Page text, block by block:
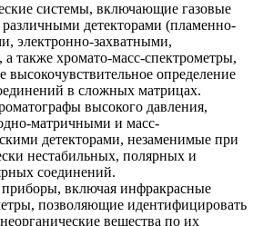
системы, включающие газовые
детекторами (пламенно-
электронно-захватными,
также хромато-масс-спектрометры,
высокочувствительное определение
в сложных матрицах.
высокого давления,
матричными и масс-
детекторами, незаменимые при
нестабильных, полярных и
соединений.
приборы, включая инфракрасные
позволяющие идентифицировать
вещества по их